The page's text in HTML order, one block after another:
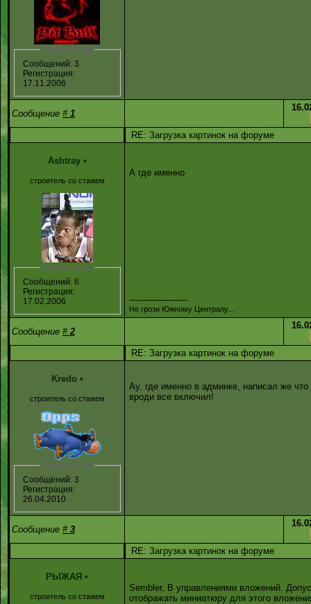
Статистика:
Сообщений: 3
Регистрация:
17.11.2006
Сообщение # 1
RE: Загрузка картинок на форуме
Ashtray •
строитель со стажем
Статистика:
Сообщений: 6
Регистрация:
17.02.2006
А где именно
---------------------
Не грози Южному Централу...
Сообщение # 2
RE: Загрузка картинок на форуме
Kredo •
строитель со стажем
Статистика:
Сообщений: 3
Регистрация:
26.04.2010
Ау, где именно в админке, написал же
вроди все включил!
Сообщение # 3
RE: Загрузка картинок на форуме
РЫЖАЯ •
строитель со стажем
Sembler, В управлениями вложений.
отображать миниатюру для этого